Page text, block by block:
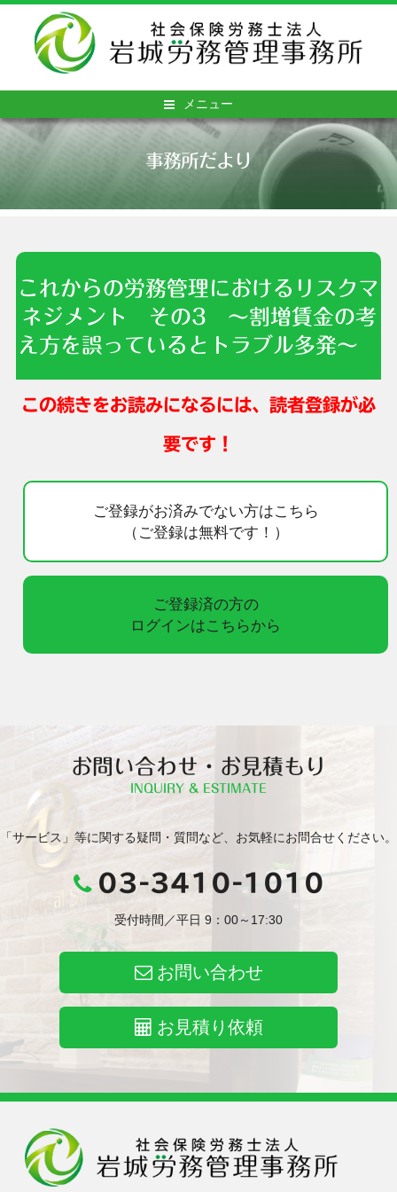
メニュー
事務所だより
これからの労務管理におけるリスクマ
ネジメント その3 ～割増賃金の考
え方を誤っているとトラブル多発～
この続きをお読みになるには、読者登録が必
要です！
ご登録がお済みでない方はこちら
（ご登録は無料です！）
ご登録済の方の
ログインはこちらから
お問い合わせ・お見積もり
INQUIRY & ESTIMATE
「サービス」等に関する疑問・質問など、お気軽にお問合せください。
03-3410-1010
受付時間／平日 9：00～17:30
お問い合わせ
お見積り依頼